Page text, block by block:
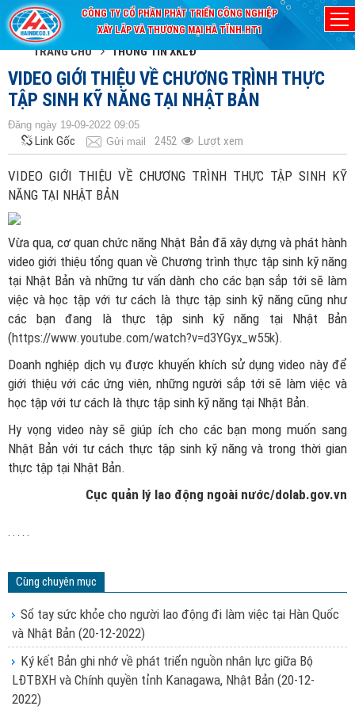
CÔNG TY CỔ PHẦN PHÁT TRIỂN CÔNG NGHIỆP
XÂY LẮP VÀ THƯƠNG MẠI HÀ TĨNH.HT1
TRANG CHỦ THÔNG TIN XKLĐ
VIDEO GIỚI THIỆU VỀ CHƯƠNG TRÌNH THỰC
TẬP SINH KỸ NĂNG TẠI NHẬT BẢN
Đăng ngày 19-09-2022 09:05
Link Gốc Gửi mail 2452 Lượt xem
VIDEO GIỚI THIỆU VỀ CHƯƠNG TRÌNH THỰC TẬP SINH KỸ
NĂNG TẠI NHẬT BẢN
Vừa qua, cơ quan chức năng Nhật Bản đã xây dựng và phát hành
video giới thiệu tổng quan về Chương trình thực tập sinh kỹ năng
tại Nhật Bản và những tư vấn dành cho các bạn sắp tới sẽ làm
việc và học tập với tư cách là thực tập sinh kỹ năng cũng như
các bạn đang là thực tập sinh kỹ năng tại Nhật Bản
(https://www.youtube.com/watch?v=d3YGyx_w55k).
Doanh nghiệp dịch vụ được khuyến khích sử dụng video này để
giới thiệu với các ứng viên, những người sắp tới sẽ làm việc và
học tập với tư cách là thực tập sinh kỹ năng tại Nhật Bản.
Hy vọng video này sẽ giúp ích cho các bạn mong muốn sang
Nhật Bản với tư cách thực tập sinh kỹ năng và trong thời gian
thực tập tại Nhật Bản.
Cục quản lý lao động ngoài nước/dolab.gov.vn
. . . . .
Cùng chuyên mục
Sổ tay sức khỏe cho người lao động đi làm việc tại Hàn Quốc
và Nhật Bản (20-12-2022)
Ký kết Bản ghi nhớ về phát triển nguồn nhân lực giữa Bộ
LĐTBXH và Chính quyền tỉnh Kanagawa, Nhật Bản (20-12-
2022)